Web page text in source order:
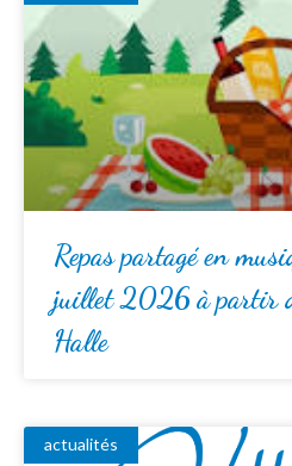
Repas partagé en
juillet 2026 à partir
Halle
actualités